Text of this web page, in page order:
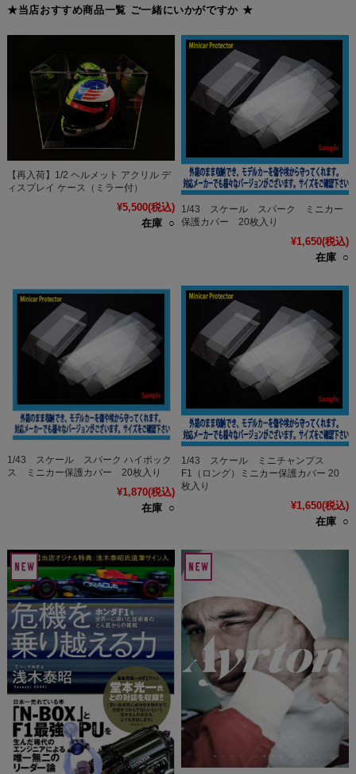
★当店おすすめ商品一覧 ご一緒にいかがですか ★
【再入荷】1/2 ヘルメット アクリル デ
ィスプレイ ケース（ミラー付）
¥5,500(税込)
在庫 ○
1/43 スケール スパーク ミニカー
保護カバー 20枚入り
¥1,650(税込)
在庫 ○
1/43 スケール スパーク ハイボック
ス ミニカー保護カバー 20枚入り
¥1,870(税込)
在庫 ○
1/43 スケール ミニチャンプス
F1（ロング）ミニカー保護カバー 20
枚入り
¥1,650(税込)
在庫 ○